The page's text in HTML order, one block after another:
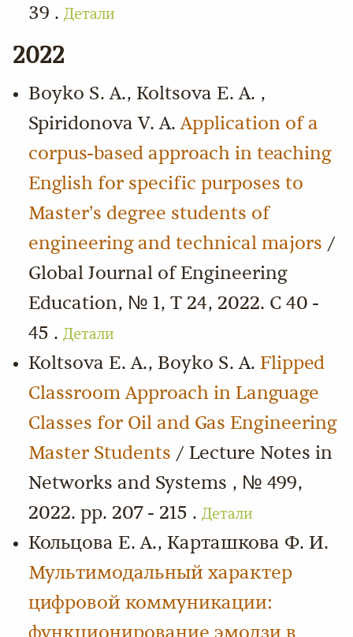
39 . Детали
2022
Boyko S. A., Koltsova E. A. ,
Spiridonova V. A.Application of a
corpus-based approach in teaching
English for specific purposes to
Master’s degree students of
engineering and technical majors /
Global Journal of Engineering
Education, № 1, Т 24, 2022. С 40 -
45 . Детали
Koltsova E. A., Boyko S. A. Flipped
Classroom Approach in Language
Classes for Oil and Gas Engineering
Master Students / Lecture Notes in
Networks and Systems , № 499,
2022. pp. 207 - 215 . Детали
Кольцова Е. А., Карташкова Ф. И.
Мультимодальный характер
цифровой коммуникации: